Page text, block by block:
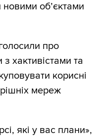
об’єктами
про
з хактивістами та
корисні
мереж
які у вас плани»,